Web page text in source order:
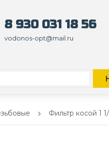
8 930 031 18 56
vodonos-opt@mail.ru
Фильтр косой 1